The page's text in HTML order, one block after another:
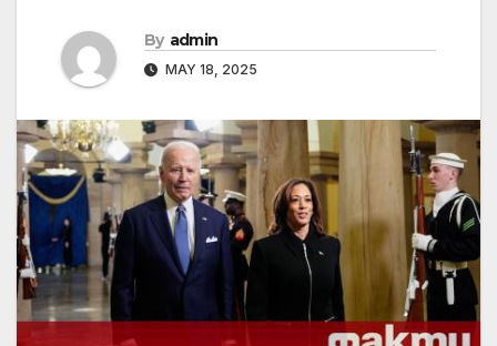
By admin
MAY 18, 2025